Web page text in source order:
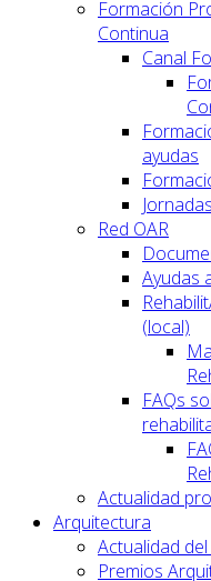
Formación
Continua
Canal
ayudas
Red OAR
Ayudas
(local)
FAQs
Actualidad
Arquitectura
Actualidad
Premios